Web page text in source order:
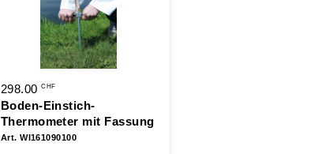
298.00CHF
Boden-Einstich-
Thermometer mit Fassung
Art. WI161090100